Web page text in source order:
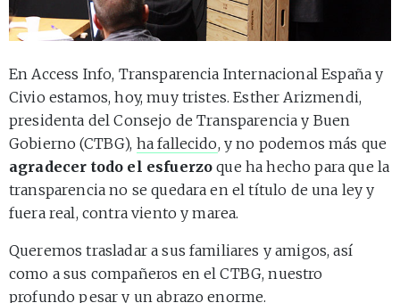
En Access Info, Transparencia Internacional España y
Civio estamos, hoy, muy tristes. Esther Arizmendi,
presidenta del Consejo de Transparencia y Buen
Gobierno (CTBG), ha fallecido, y no podemos más que
agradecer todo el esfuerzo que ha hecho para que la
transparencia no se quedara en el título de una ley y
fuera real, contra viento y marea.
Queremos trasladar a sus familiares y amigos, así
como a sus compañeros en el CTBG, nuestro
profundo pesar y un abrazo enorme.